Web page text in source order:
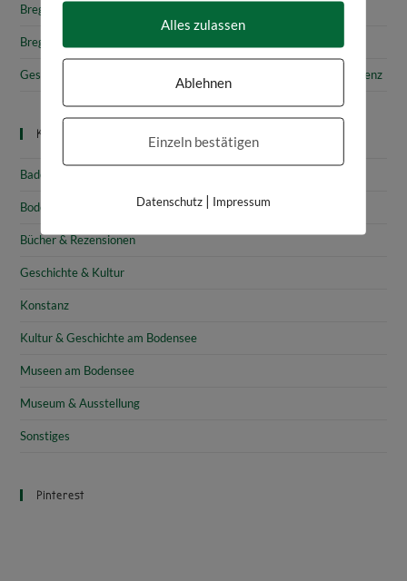
Bregenz: Kirchen, Kapellen & Kultur
Bregenz: Stadtgeschichte & Sehenswürdigkeiten
Gesammelte Schätze Vorarlbergs: Das vorarlberg museum in Bregenz
Kategorien
Baden-Württemberg
Bodensee
Bücher & Rezensionen
Geschichte & Kultur
Konstanz
Kultur & Geschichte am Bodensee
Museen am Bodensee
Museum & Ausstellung
Sonstiges
Pinterest
Alles zulassen
Ablehnen
Einzeln bestätigen
Datenschutz| Impressum